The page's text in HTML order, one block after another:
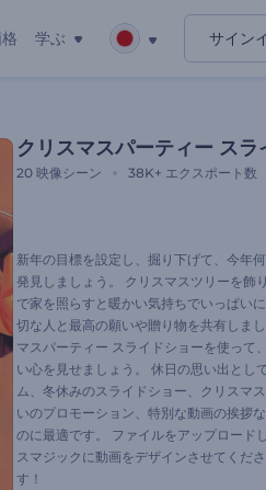
学ぶ サイン
クリスマスパーティー スラ
20 映像シーン 38K+ エクスポート数
新年の目標を設定し、掘り下げて、今年
発見しましょう。 クリスマスツリーを飾
で家を照らすと暖かい気持ちでいっぱい
切な人と最高の願いや贈り物を共有しま
マスパーティー スライドショーを使って
い心を見せましょう。 休日の思い出とし
ム、冬休みのスライドショー、クリスマ
いのプロモーション、特別な動画の挨拶
のに最適です。 ファイルをアップロード
スマジックに動画をデザインさせてくだ
す！